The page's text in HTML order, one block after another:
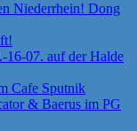
Niederrhein! Dong
07. auf der Halde
Cafe Sputnik
& Baerus im PG